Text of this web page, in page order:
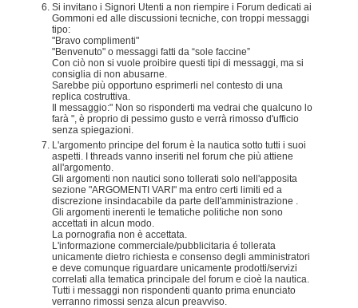
Si invitano i Signori Utenti a non riempire i Forum dedicati ai
Gommoni ed alle discussioni tecniche, con troppi messaggi
tipo:
"Bravo complimenti"
"Benvenuto" o messaggi fatti da “sole faccine”
Con ciò non si vuole proibire questi tipi di messaggi, ma si
consiglia di non abusarne.
Sarebbe più opportuno esprimerli nel contesto di una
replica costruttiva.
Il messaggio:" Non so risponderti ma vedrai che qualcuno lo
farà ", è proprio di pessimo gusto e verrà rimosso d'ufficio
senza spiegazioni.
L'argomento principe del forum è la nautica sotto tutti i suoi
aspetti. I threads vanno inseriti nel forum che più attiene
all'argomento.
Gli argomenti non nautici sono tollerati solo nell'apposita
sezione "ARGOMENTI VARI" ma entro certi limiti ed a
discrezione insindacabile da parte dell'amministrazione .
Gli argomenti inerenti le tematiche politiche non sono
accettati in alcun modo.
La pornografia non è accettata.
L'informazione commerciale/pubblicitaria é tollerata
unicamente dietro richiesta e consenso degli amministratori
e deve comunque riguardare unicamente prodotti/servizi
correlati alla tematica principale del forum e cioè la nautica.
Tutti i messaggi non rispondenti quanto prima enunciato
verranno rimossi senza alcun preavviso.